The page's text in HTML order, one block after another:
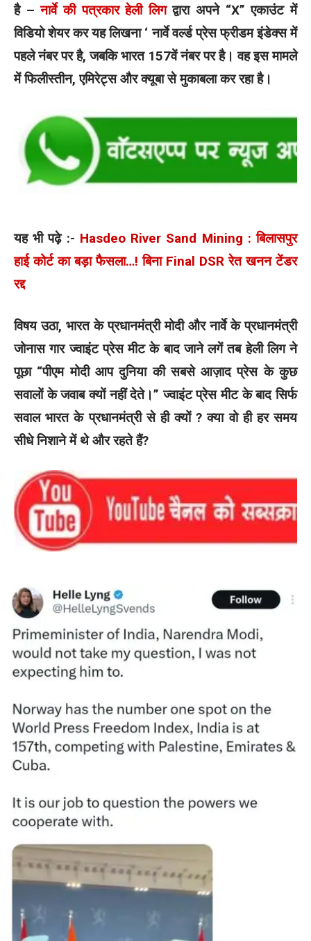
है –नार्वे की पत्रकार हेली लिगद्वारा अपने “X” एकाउंट में
विडियो शेयर कर यह लिखना ‘ नार्वे वर्ल्ड प्रेस फ्रीडम इंडेक्स में
पहले नंबर पर है, जबकि भारत 157वें नंबर पर है। वह इस मामले
में फिलीस्तीन, एमिरेट्स और क्यूबा से मुकाबला कर रहा है।
यह भी पढ़े :- Hasdeo River Sand Mining : बिलासपुर
हाई कोर्ट का बड़ा फैसला…! बिना Final DSR रेत खनन टेंडर
रद्द
विषय उठा, भारत के प्रधानमंत्री मोदी और नार्वे के प्रधानमंत्री
जोनास गार ज्वाइंट प्रेस मीट के बाद जाने लगें तब हेली लिग ने
पूछा “पीएम मोदी आप दुनिया की सबसे आज़ाद प्रेस के कुछ
सवालों के जवाब क्यों नहीं देते।” ज्वाइंट प्रेस मीट के बाद सिर्फ
सवाल भारत के प्रधानमंत्री से ही क्यों ? क्या वो ही हर समय
सीधे निशाने में थे और रहते हैं?